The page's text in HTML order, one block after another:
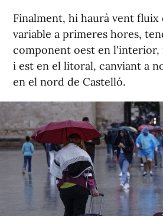
Finalment, hi haurà vent
variable a primeres hores,
component oest en l'interior,
i est en el litoral, canviant a
en el nord de Castelló.